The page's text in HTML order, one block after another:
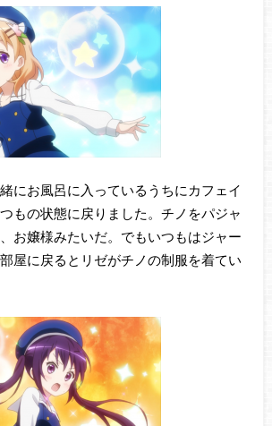
にお風呂に入っているうちにカフェイ
もの状態に戻りました。チノをパジャ
お嬢様みたいだ。でもいつもはジャー
屋に戻るとリゼがチノの制服を着てい